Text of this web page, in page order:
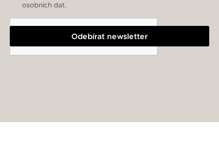
Odebírat newsletter
osobních dat.